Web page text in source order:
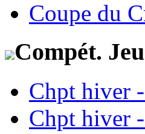
Coupe du
Compét.
Chpt hiver
Chpt hiver